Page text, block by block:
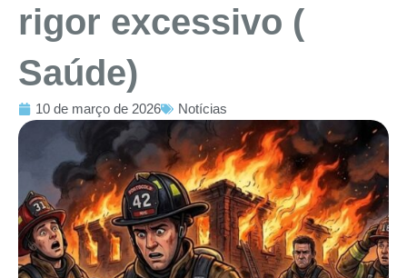
rigor excessivo (
Saúde)
10 de março de 2026 Notícias